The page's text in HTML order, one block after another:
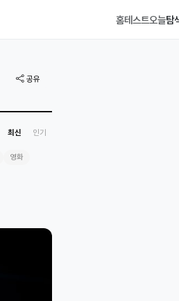
홈테스트오늘탐
공유
최신 인기
영화